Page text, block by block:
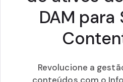
DAM
Revolucione a